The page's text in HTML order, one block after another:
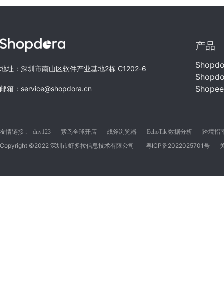
地址：深圳市南山区软件产业基地2栋 C1202-6
邮箱：service@shopdora.cn
产品
友情链接 : dny123 紫鸟全球开店 战斧浏览器 EchoTik 数据分析 跨境指
Copyright ©2022 深圳市虾多拉信息技术有限公司 粤ICP备2022025701号